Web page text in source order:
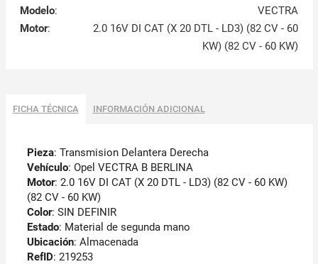
Modelo:
VECTRA
Motor:
2.0 16V DI CAT (X 20 DTL - LD3) (82 CV - 60
KW) (82 CV - 60 KW)
FICHA TÉCNICA INFORMACIÓN ADICIONAL
Pieza: Transmision Delantera Derecha
Vehículo: Opel VECTRA B BERLINA
Motor: 2.0 16V DI CAT (X 20 DTL - LD3) (82 CV - 60 KW)
(82 CV - 60 KW)
Color: SIN DEFINIR
Estado: Material de segunda mano
Ubicación: Almacenada
RefID: 219253